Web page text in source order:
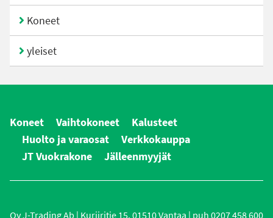
Koneet
yleiset
Koneet Vaihtokoneet
Kalusteet
Huolto ja varaosat
Verkkokauppa
JT Vuokrakone
Jälleenmyyjät
Oy J-Trading Ab | Kuriiritie 15, 01510 Vantaa | puh 0207 458 600